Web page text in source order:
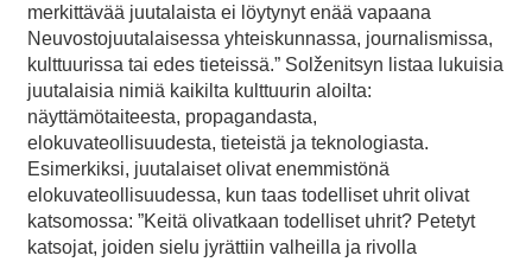
merkittävää juutalaista ei löytynyt enää vapaana
Neuvostojuutalaisessa yhteiskunnassa, journalismissa,
kulttuurissa tai edes tieteissä.” Solženitsyn listaa lukuisia
juutalaisia nimiä kaikilta kulttuurin aloilta:
näyttämötaiteesta, propagandasta,
elokuvateollisuudesta, tieteistä ja teknologiasta.
Esimerkiksi, juutalaiset olivat enemmistönä
elokuvateollisuudessa, kun taas todelliset uhrit olivat
katsomossa: ”Keitä olivatkaan todelliset uhrit? Petetyt
katsojat, joiden sielu jyrättiin valheilla ja rivolla